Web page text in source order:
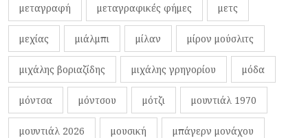
μεταγραφή μεταγραφικές φήμες μετς
μεχίας μιάλμπι μίλαν μίρον μούσλιτς
μιχάλης βοριαζίδης μιχάλης γρηγορίου μόδα
μόντσα μόντσου μότζι μουντιάλ 1970
μουντιάλ 2026 μουσική μπάγερν μονάχου